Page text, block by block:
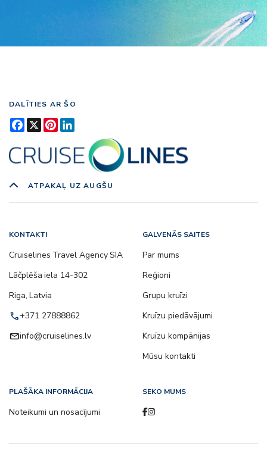
DALĪTIES AR ŠO
Facebook
X Pinterest
ATPAKAĻ UZ AUGŠU
KONTAKTI
Cruiselines Travel Agency SIA
Lāčplēša iela 14-302
Riga, Latvia
call+371 27888862
emailinfo@cruiselines.lv
GALVENĀS SAITES
Par mums
Reģioni
Grupu kruīzi
Kruīzu piedāvājumi
Kruīzu kompānijas
Mūsu kontakti
PLAŠĀKA INFORMĀCIJA
Noteikumi un nosacījumi
SEKO MUMS